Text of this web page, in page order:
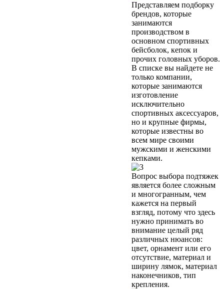
Представляем подборку
брендов, которые
занимаются
производством в
основном спортивных
бейсболок, кепок и
прочих головных уборов.
В списке вы найдете не
только компании,
которые занимаются
изготовление
исключительно
спортивных аксессуаров,
но и крупные фирмы,
которые известны во
всем мире своими
мужскими и женскими
кепками.
Вопрос выбора подтяжек
является более сложным
и многогранным, чем
кажется на первый
взгляд, потому что здесь
нужно принимать во
внимание целый ряд
различных нюансов:
цвет, орнамент или его
отсутствие, материал и
ширину лямок, материал
наконечников, тип
крепления.